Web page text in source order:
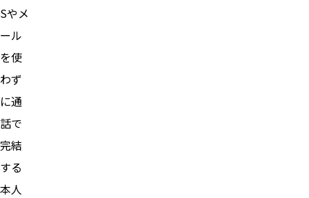
Sやメ
ール
を使
わず
に通
話で
完結
する
本人